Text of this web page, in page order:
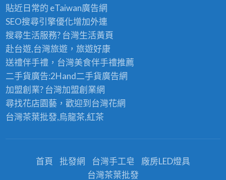
貼近日常的 eTaiwan廣告網
SEO搜尋引擎優化增加外連
搜尋生活服務? 台灣生活黃頁
赴台遊,台灣旅遊，旅遊好康
送禮伴手禮，台灣美食伴手禮推薦
二手貨廣告:2Hand二手貨廣告網
加盟創業? 台灣加盟創業網
尋找花店園藝，歡迎到台灣花網
台灣茶葉批發,烏龍茶,紅茶
首頁 批發網 台灣手工皂
廠房LED燈具
台灣茶葉批發